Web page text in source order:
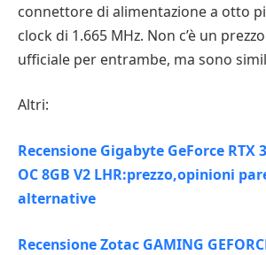
connettore di alimentazione a otto
clock di 1.665 MHz. Non c’è un
ufficiale per entrambe, ma sono
Altri:
Recensione Gigabyte GeForce RTX
OC 8GB V2 LHR:prezzo,opinioni
alternative
Recensione Zotac GAMING